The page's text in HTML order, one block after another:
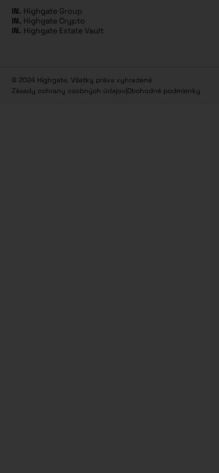
IN. Highgate Group
IN. Highgate Crypto
IN. Highgate Estate Vault
© 2024 Highgate. Všetky práva vyhradené
Zásady ochrany osobných údajov|Obchodné podmienky